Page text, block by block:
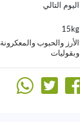
اليوم التالي
15kg
الأرز والحبوب والمعكرونة
وبقوليات